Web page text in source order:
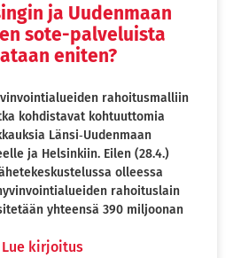
ja Uudenmaan
sote-palveluista
eniten?
rahoitusmalliin
kohdistavat kohtuuttomia
Länsi‑Uudenmaan
ja Helsinkiin. Eilen (28.4.)
olleessa
rahoituslain
yhteensä 390 miljoonan
Lue kirjoitus